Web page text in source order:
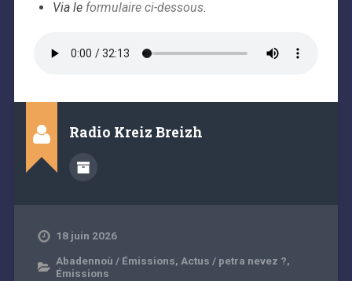
Via le formulaire ci-dessous.
Radio Kreiz Breizh
18 juin 2026
Abadennoù / Émissions, Actus / petra nevez ?,
Émissions